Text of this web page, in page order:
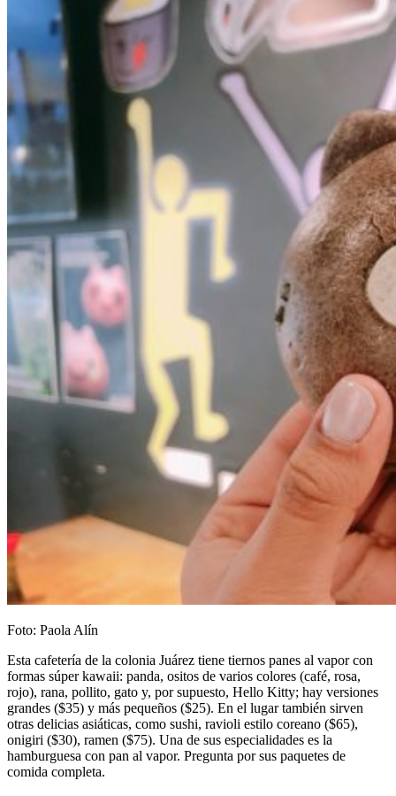
Foto: Paola Alín
Esta cafetería de la colonia Juárez tiene tiernos panes al vapor con
formas súper kawaii: panda, ositos de varios colores (café, rosa,
rojo), rana, pollito, gato y, por supuesto, Hello Kitty; hay versiones
grandes ($35) y más pequeños ($25). En el lugar también sirven
otras delicias asiáticas, como sushi, ravioli estilo coreano ($65),
onigiri ($30), ramen ($75). Una de sus especialidades es la
hamburguesa con pan al vapor. Pregunta por sus paquetes de
comida completa.